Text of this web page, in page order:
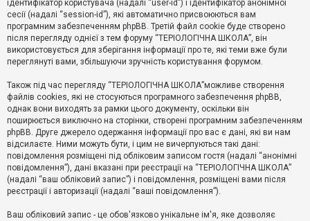
е
з
в
і
д
о
і
д
е
й
А
т
и
в
ідентифікатор користувача (надалі “user-id”) і ідентифікатор анонімної
сесії (надалі “session-id”), які автоматично присвоюються вам
програмним забезпеченням phpBB. Третій файл cookie буде створено
після перегляду однієї з тем форуму “ТЕРІОЛОГІЧНА ШКОЛА”, він
використовується для зберігання інформації про те, які теми вже були
переглянуті вами, збільшуючи зручність користування форумом.
Також під час перегляду “ТЕРІОЛОГІЧНА ШКОЛА”можливе створення
файлів cookies, які не стосуються програмного забезпечення phpBB,
однак вони виходять за рамки цього документу, оскільки він
поширюється виключно на сторінки, створені програмним забезпеченням
phpBB. Друге джерело одержання інформації про вас є дані, які ви нам
відсилаєте. Ними можуть бути, і цим не вичерпуються такі дані:
повідомлення розміщені під обліковим записом гостя (надалі “анонімні
повідомлення”), дані вказані при реєстрації на “ТЕРІОЛОГІЧНА ШКОЛА”
(надалі “ваш обліковий запис”) і повідомлення, розміщені вами після
реєстрації і авторизації (надалі “ваші повідомлення”).
Ваш обліковий запис - це обов'язково унікальне ім'я, яке дозволяє